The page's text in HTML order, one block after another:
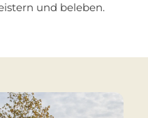
und beleben.